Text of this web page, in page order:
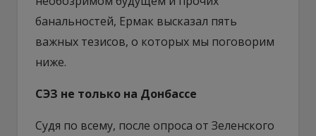
банальностей, Ермак высказал пять
важных тезисов, о которых мы поговорим
ниже.
СЭЗ не только на Донбассе
Судя по всему, после опроса от Зеленского